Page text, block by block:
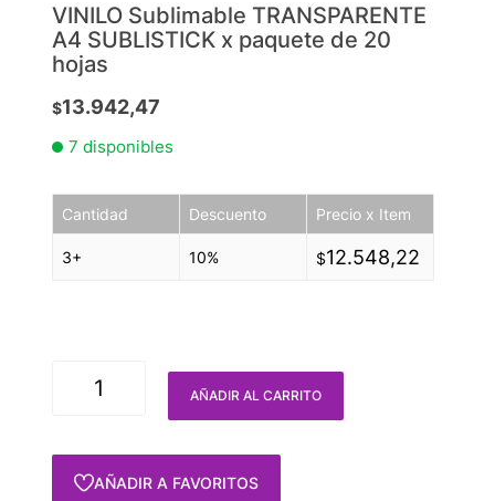
VINILO Sublimable TRANSPARENTE
A4 SUBLISTICK x paquete de 20
hojas
$13.942,47
7 disponibles
Cantidad Descuento Precio x Item
3+ 10% $12.548,22
AÑADIR AL CARRITO
AÑADIR A FAVORITOS